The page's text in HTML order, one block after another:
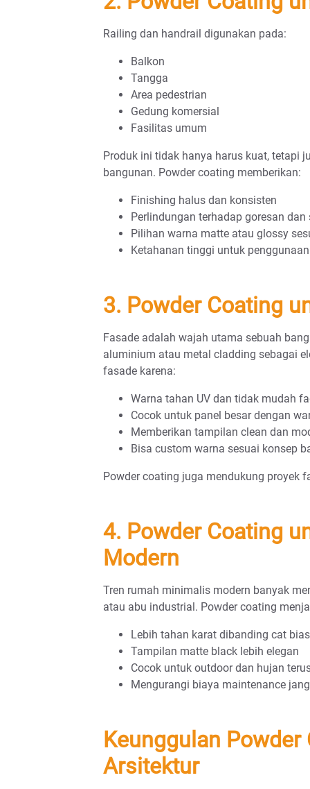
Railing dan handrail digunakan pada:
Balkon
Tangga
Area pedestrian
Gedung komersial
Fasilitas umum
Produk ini tidak hanya harus kuat, tetapi
bangunan. Powder coating memberikan:
Finishing halus dan konsisten
Perlindungan terhadap goresan
Pilihan warna matte atau glossy
Ketahanan tinggi untuk
3. Powder Coating
Fasade adalah wajah utama sebuah
aluminium atau metal cladding sebagai
fasade karena:
Warna tahan UV dan tidak mudah
Cocok untuk panel besar dengan
Memberikan tampilan clean dan
Bisa custom warna sesuai konsep
Powder coating juga mendukung proyek
4. Powder Coating
Modern
Tren rumah minimalis modern banyak
atau abu industrial. Powder coating
Lebih tahan karat dibanding cat
Tampilan matte black lebih elegan
Cocok untuk outdoor dan hujan
Mengurangi biaya maintenance
Keunggulan
Arsitektur